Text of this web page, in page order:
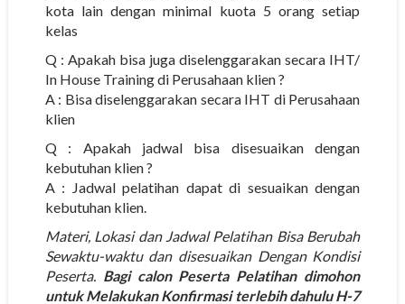
kota lain dengan minimal kuota 5 orang setiap
kelas
Q : Apakah bisa juga diselenggarakan secara IHT/
In House Training di Perusahaan klien ?
A : Bisa diselenggarakan secara IHT di Perusahaan
klien
Q : Apakah jadwal bisa disesuaikan dengan
kebutuhan klien ?
A : Jadwal pelatihan dapat di sesuaikan dengan
kebutuhan klien.
Materi, Lokasi dan Jadwal Pelatihan Bisa Berubah
Sewaktu-waktu dan disesuaikan Dengan Kondisi
Peserta.Bagi calon Peserta Pelatihan dimohon
untuk Melakukan Konfirmasi terlebih dahulu H-7